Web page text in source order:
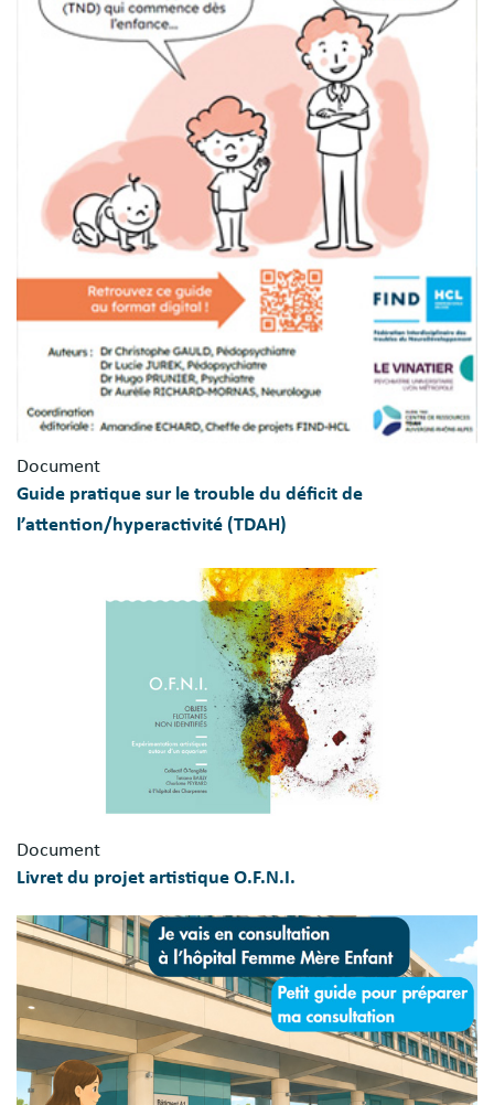
Document
Guide pratique sur le trouble du déficit de
l’attention/hyperactivité (TDAH)
Document
Livret du projet artistique O.F.N.I.